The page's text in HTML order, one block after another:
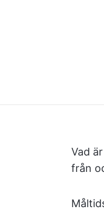
Vad
från